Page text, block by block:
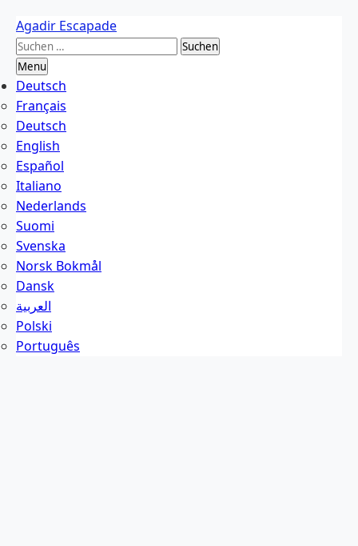
Skip
to
content
Agadir Escapade
Suche
nach:
Menu
Deutsch
Français
Deutsch
English
Español
Italiano
Nederlands
Suomi
Svenska
Norsk Bokmål
Dansk
العربية
Polski
Português